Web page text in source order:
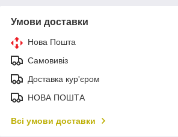
Умови доставки
Нова Пошта
Самовивіз
Доставка кур'єром
НОВА ПОШТА
Всі умови доставки